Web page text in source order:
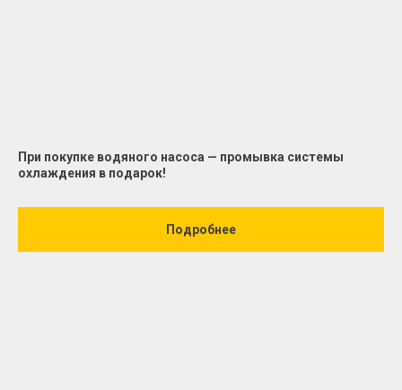
При покупке водяного насоса — промывка системы
охлаждения в подарок!
Подробнее